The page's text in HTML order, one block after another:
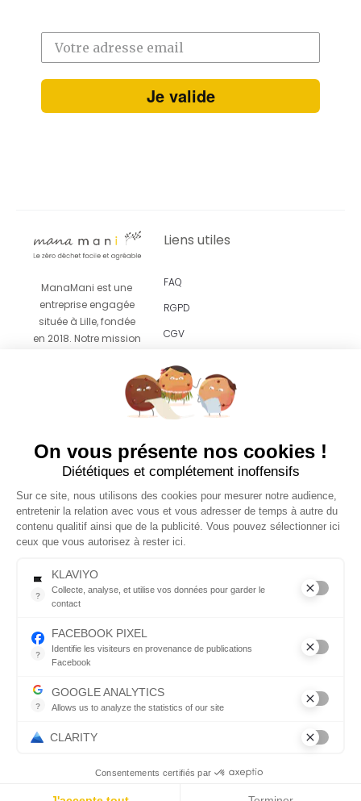
Je valide
ManaMani est une
entreprise engagée
située à Lille, fondée
en 2018. Notre mission
accompagnement
facile et agréable vers
esthétiques pensés
pour s’intégrer sans
effort dans votre
quotidien.
Tous droits réservés
Liens utiles
FAQ
RGPD
CGV
Boutique
Qui sommes nous ?
Blog
Contact
On vous présente nos cookies !
Diététiques et complétement inoffensifs
Sur ce site, nous utilisons des cookies pour mesurer notre audience,
entretenir la relation avec vous et vous adresser de temps à autre du
contenu qualitif ainsi que de la publicité. Vous pouvez sélectionner ici
ceux que vous autorisez à rester ici.
?
KLAVIYO
Collecte, analyse, et utilise vos données pour garder le
contact
?
FACEBOOK PIXEL
Identifie les visiteurs en provenance de publications
Facebook
?
GOOGLE ANALYTICS
Allows us to analyze the statistics of our site
CLARITY
Consentements certifiés par